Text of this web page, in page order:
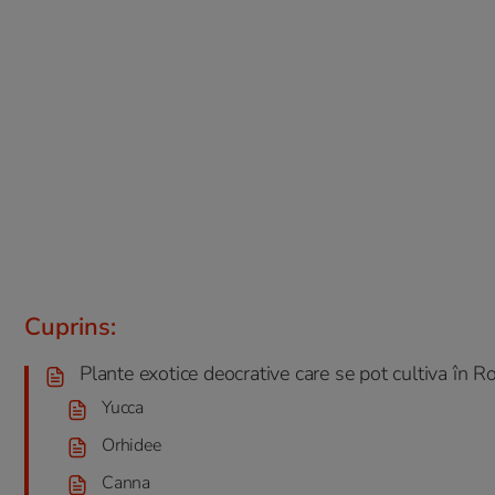
Cuprins:
Plante exotice deocrative care se pot cultiva în
Yucca
Orhidee
Canna